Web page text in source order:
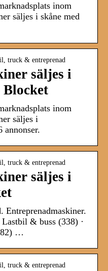
inom
säljes i skåne med
truck & entreprenad
säljes i
inom
säljes i
annonser.
truck & entreprenad
säljes i
& buss (338) ·
…
truck & entreprenad